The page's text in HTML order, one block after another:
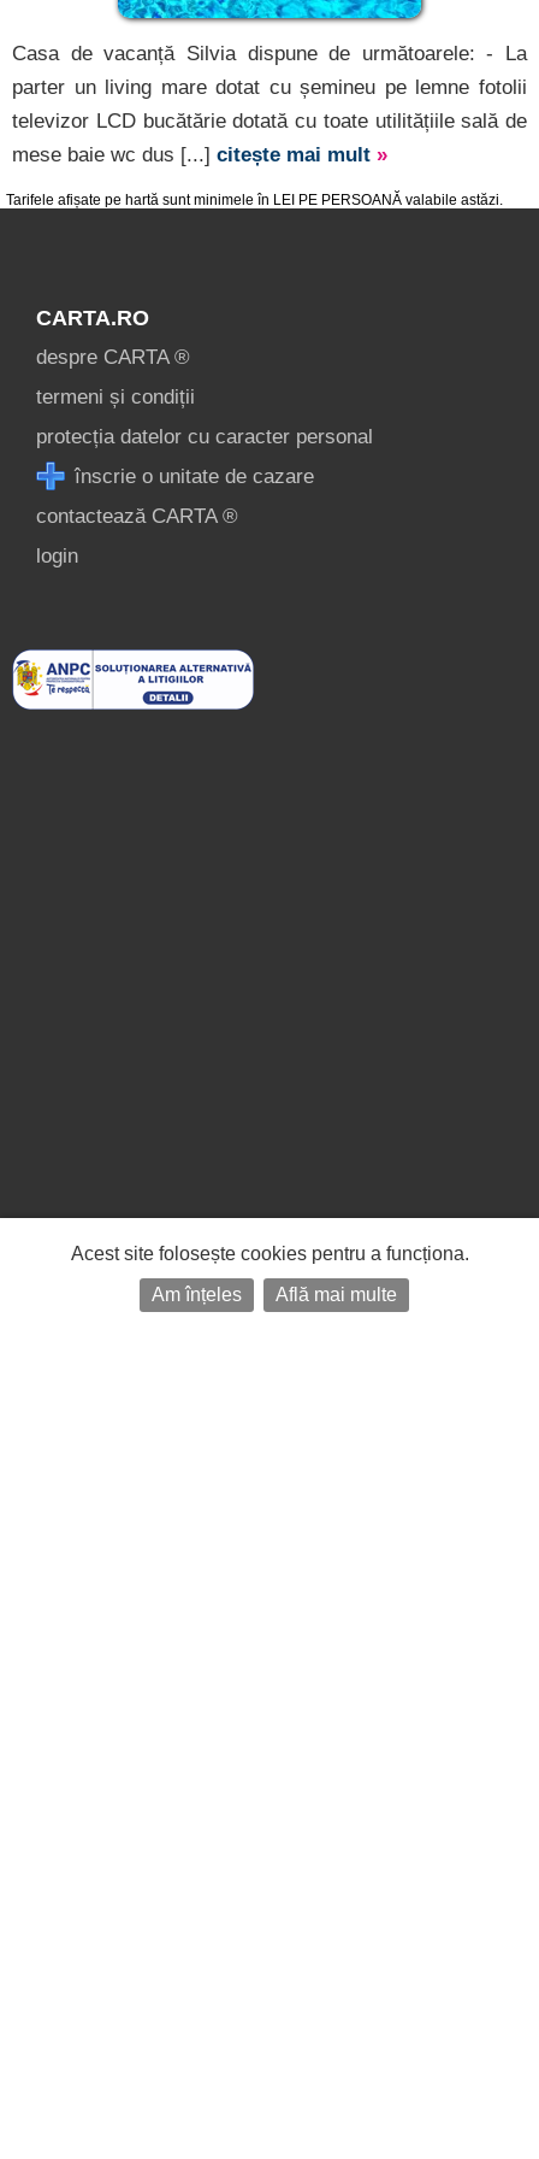
Tarifele afișate pe hartă sunt minimele în LEI PE PERSOANĂ valabile astăzi.
Casa de vacanță Silvia dispune de următoarele: - La
parter un living mare dotat cu șemineu pe lemne fotolii
televizor LCD bucătărie dotată cu toate utilitățiile sală de
mese baie wc dus [...] citește mai mult »
CARTA.RO
despre CARTA ®
termeni și condiții
protecția datelor cu caracter personal
înscrie o unitate de cazare
contactează CARTA ®
login
Acest site folosește cookies pentru a funcționa.
Am înțeles
Află mai multe